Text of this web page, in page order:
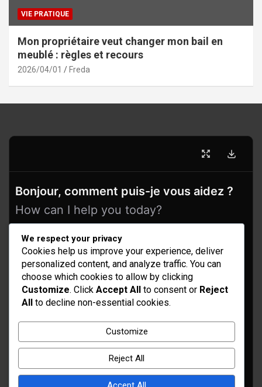
VIE PRATIQUE
Mon propriétaire veut changer mon bail en
meublé : règles et recours
2026/04/01 Freda
Bonjour, comment puis-je vous aidez ?
How can I help you today?
Idées d’aménagement et déco
Choix d'outillage et de matériaux
We respect your privacy
Cookies help us improve your experience, deliver
personalized content, and analyze traffic. You can
choose which cookies to allow by clicking
Customize. Click Accept All to consent or Reject
All to decline non-essential cookies.
Customize
Reject All